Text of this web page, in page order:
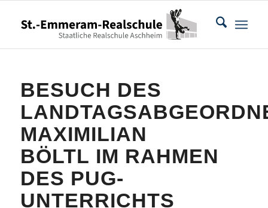
BESUCH DES
MAXIMILIAN
BÖLTL IM RAHMEN
DES PUG-
UNTERRICHTS